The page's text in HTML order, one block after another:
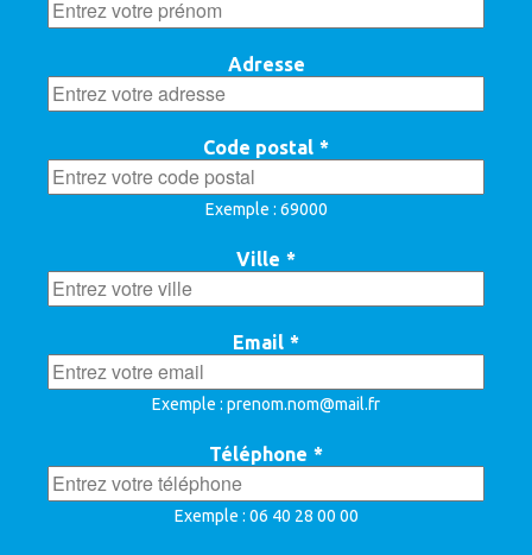
Adresse
Code postal *
Exemple : 69000
Ville *
Email *
Exemple : prenom.nom@mail.fr
Téléphone *
Exemple : 06 40 28 00 00